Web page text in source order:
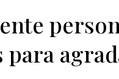
para